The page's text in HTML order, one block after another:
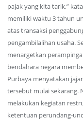
pajak yang kita tarik,”
memiliki waktu 3 tahun
atas transaksi
pengambilalihan usaha.
menargetkan
bendahara negara
Purbaya menyatakan
tersebut mulai sekarang.
melakukan kegiatan
ketentuan perundang-